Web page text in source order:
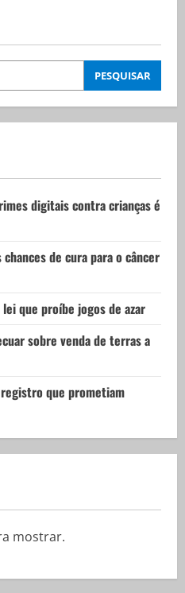
PESQUISAR
digitais contra crianças é
de cura para o câncer
que proíbe jogos de azar
sobre venda de terras a
que prometiam
mostrar.